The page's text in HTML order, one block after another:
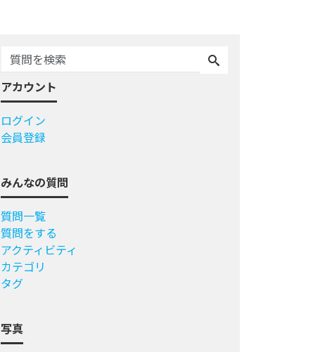
アカウント
ログイン
会員登録
みんなの質問
質問一覧
質問をする
アクティビティ
カテゴリ
タグ
写真